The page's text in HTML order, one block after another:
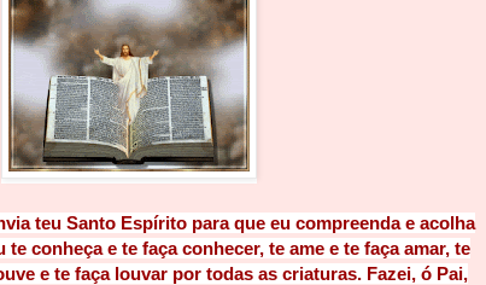
teu Santo Espírito para que eu compreenda e acolha
te conheça e te faça conhecer, te ame e te faça amar, te
e te faça louvar por todas as criaturas. Fazei, ó Pai,